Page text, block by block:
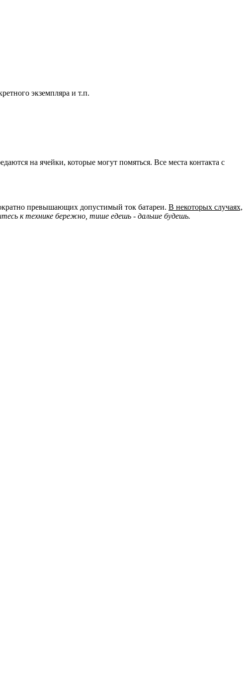
экземпляра и т.п.
на ячейки, которые могут помяться. Все места контакта с
превышающих допустимый ток батареи. В некоторых случаях,
к технике бережно, тише едешь - дальше будешь.